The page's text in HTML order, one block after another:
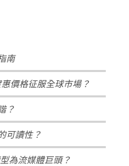
南
價格征服全球市場？
？
可讀性？
為流媒體巨頭？